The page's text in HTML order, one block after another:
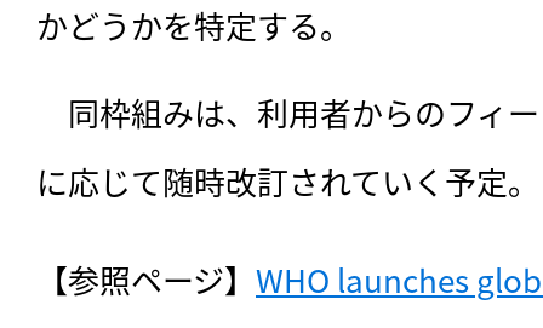
かどうかを特定する。
同枠組みは、利用者からのフィ
に応じて随時改訂されていく予定。
【参照ページ】 WHO launches